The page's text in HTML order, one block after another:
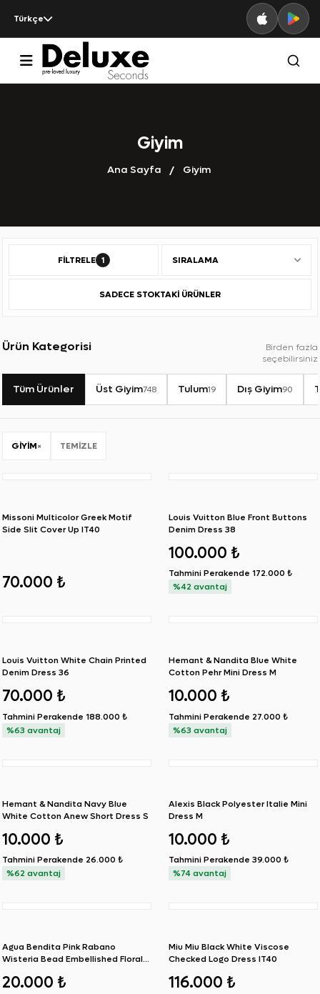
Türkçe
Giyim
Ana Sayfa Giyim
FILTRELE 1 SIRALAMA
SADECE STOKTAKI ÜRÜNLER
Ürün Kategorisi
Birden fazla
seçebilirsiniz
Tüm Ürünler Üst Giyim748 Tulum19 Dış Giyim90
GIYIM× TEMIZLE
Missoni Multicolor Greek Motif
Side Slit Cover Up IT40
70.000 ₺
Louis Vuitton Blue Front Buttons
Denim Dress 38
100.000 ₺
Tahmini Perakende 172.000 ₺
%42 avantaj
Louis Vuitton White Chain Printed
Denim Dress 36
70.000 ₺
Tahmini Perakende 188.000 ₺
%63 avantaj
Hemant & Nandita Blue White
Cotton Pehr Mini Dress M
10.000 ₺
Tahmini Perakende 27.000 ₺
%63 avantaj
Hemant & Nandita Navy Blue
White Cotton Anew Short Dress S
10.000 ₺
Tahmini Perakende 26.000 ₺
%62 avantaj
Alexis Black Polyester Italie Mini
Dress M
10.000 ₺
Tahmini Perakende 39.000 ₺
%74 avantaj
Agua Bendita Pink Rabano
Wisteria Bead Embellished Floral
S
20.000 ₺
Miu Miu Black White Viscose
Checked Logo Dress IT40
116.000 ₺